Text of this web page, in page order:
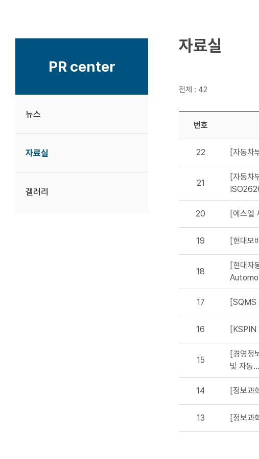
PR center
뉴스
자료실
갤러리
자료실
전체 : 42
번호
22 [자동차
21
[자동차
20 [에스엘
19 [현대모
18
[현대
17 [SQMS
16 [KSPIN
15
[경영정
및 자동...
14 [정보과
13 [정보과